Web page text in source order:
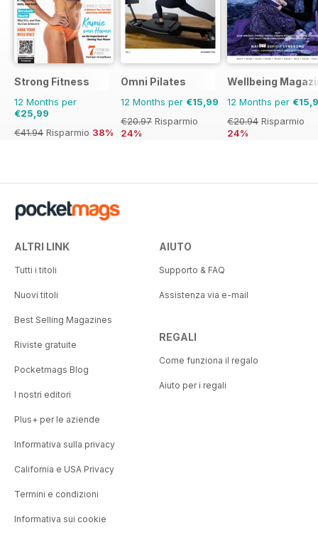
Strong Fitness
12 Months per
€25,99
€41.94 Risparmio 38%
Omni Pilates
12 Months per €15,99
€20.97 Risparmio
24%
Wellbeing
12 Months per
€20.94 Risparmio
24%
ALTRI LINK
Tutti i titoli
Nuovi titoli
Best Selling Magazines
Riviste gratuite
Pocketmags Blog
I nostri editori
Plus+ per le aziende
Informativa sulla privacy
California e USA Privacy
Termini e condizioni
Informativa sui cookie
AIUTO
Supporto & FAQ
Assistenza via e-mail
REGALI
Come funziona il regalo
Aiuto per i regali